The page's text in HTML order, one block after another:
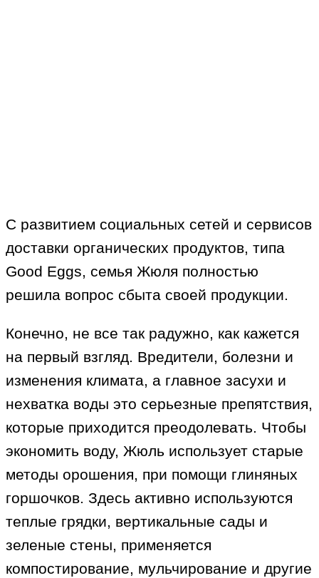
С развитием социальных сетей и сервисов
доставки органических продуктов, типа
Good Eggs, семья Жюля полностью
решила вопрос сбыта своей продукции.
Конечно, не все так радужно, как кажется
на первый взгляд. Вредители, болезни и
изменения климата, а главное засухи и
нехватка воды это серьезные препятствия,
которые приходится преодолевать. Чтобы
экономить воду, Жюль использует старые
методы орошения, при помощи глиняных
горшочков. Здесь активно используются
теплые грядки, вертикальные сады и
зеленые стены, применяется
компостирование, мульчирование и другие